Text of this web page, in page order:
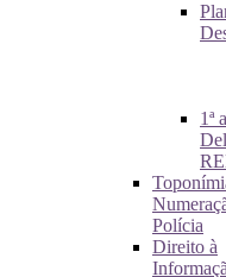
1ª
Polícia
Direito à